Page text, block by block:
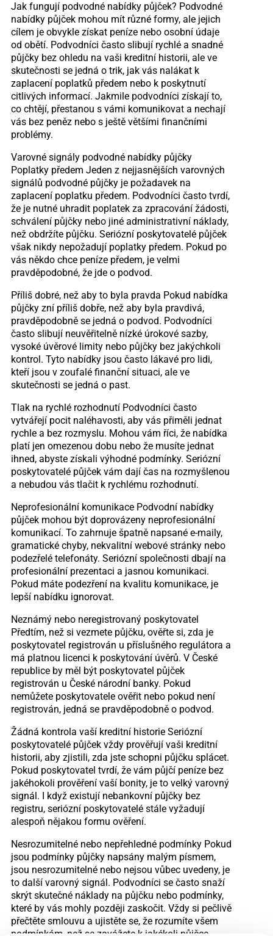
Jak fungují podvodné nabídky půjček? Podvodné
nabídky půjček mohou mít různé formy, ale jejich
cílem je obvykle získat peníze nebo osobní údaje
od obětí. Podvodníci často slibují rychlé a snadné
půjčky bez ohledu na vaši kreditní historii, ale ve
skutečnosti se jedná o trik, jak vás nalákat k
zaplacení poplatků předem nebo k poskytnutí
citlivých informací. Jakmile podvodníci získají to,
co chtějí, přestanou s vámi komunikovat a nechají
vás bez peněz nebo s ještě většími finančními
problémy.
Varovné signály podvodné nabídky půjčky
Poplatky předem Jeden z nejjasnějších varovných
signálů podvodné půjčky je požadavek na
zaplacení poplatku předem. Podvodníci často tvrdí,
že je nutné uhradit poplatek za zpracování žádosti,
schválení půjčky nebo jiné administrativní náklady,
než obdržíte půjčku. Seriózní poskytovatelé půjček
však nikdy nepožadují poplatky předem. Pokud po
vás někdo chce peníze předem, je velmi
pravděpodobné, že jde o podvod.
Příliš dobré, než aby to byla pravda Pokud nabídka
půjčky zní příliš dobře, než aby byla pravdivá,
pravděpodobně se jedná o podvod. Podvodníci
často slibují neuvěřitelně nízké úrokové sazby,
vysoké úvěrové limity nebo půjčky bez jakýchkoli
kontrol. Tyto nabídky jsou často lákavé pro lidi,
kteří jsou v zoufalé finanční situaci, ale ve
skutečnosti se jedná o past.
Tlak na rychlé rozhodnutí Podvodníci často
vytvářejí pocit naléhavosti, aby vás přiměli jednat
rychle a bez rozmyslu. Mohou vám říci, že nabídka
platí jen omezenou dobu nebo že musíte jednat
ihned, abyste získali výhodné podmínky. Seriózní
poskytovatelé půjček vám dají čas na rozmyšlenou
a nebudou vás tlačit k rychlému rozhodnutí.
Neprofesionální komunikace Podvodní nabídky
půjček mohou být doprovázeny neprofesionální
komunikací. To zahrnuje špatně napsané e-maily,
gramatické chyby, nekvalitní webové stránky nebo
podezřelé telefonáty. Seriózní společnosti dbají na
profesionální prezentaci a jasnou komunikaci.
Pokud máte podezření na kvalitu komunikace, je
lepší nabídku ignorovat.
Neznámý nebo neregistrovaný poskytovatel
Předtím, než si vezmete půjčku, ověřte si, zda je
poskytovatel registrován u příslušného regulátora a
má platnou licenci k poskytování úvěrů. V České
republice by měl být poskytovatel půjček
registrován u České národní banky. Pokud
nemůžete poskytovatele ověřit nebo pokud není
registrován, jedná se pravděpodobně o podvod.
Žádná kontrola vaší kreditní historie Seriózní
poskytovatelé půjček vždy prověřují vaši kreditní
historii, aby zjistili, zda jste schopni půjčku splácet.
Pokud poskytovatel tvrdí, že vám půjčí peníze bez
jakéhokoli prověření vaší bonity, je to velký varovný
signál. I když existují nebankovní půjčky bez
registru, seriózní poskytovatelé stále vyžadují
alespoň nějakou formu ověření.
Nesrozumitelné nebo nepřehledné podmínky Pokud
jsou podmínky půjčky napsány malým písmem,
jsou nesrozumitelné nebo nejsou vůbec uvedeny, je
to další varovný signál. Podvodníci se často snaží
skrýt skutečné náklady na půjčku nebo podmínky,
které by vás mohly později zaskočit. Vždy si pečlivě
přečtěte smlouvu a ujistěte se, že rozumíte všem